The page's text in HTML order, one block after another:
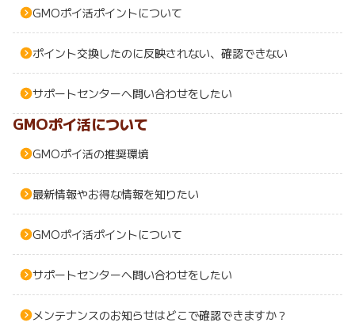
買い物
ポイ活お得情報
お友達紹介
毎日ゲット
特集一覧
学び
進学・教育
美容・健康
ふるさと納税
GMOポイ活ポイントについて
ポイント交換したのに反映されない、確認できない
サポートセンターへ問い合わせをしたい
GMOポイ活について
GMOポイ活の推奨環境
最新情報やお得な情報を知りたい
GMOポイ活ポイントについて
サポートセンターへ問い合わせをしたい
メンテナンスのお知らせはどこで確認できますか？